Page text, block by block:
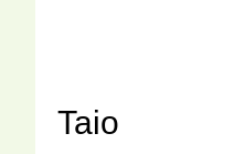
Taio